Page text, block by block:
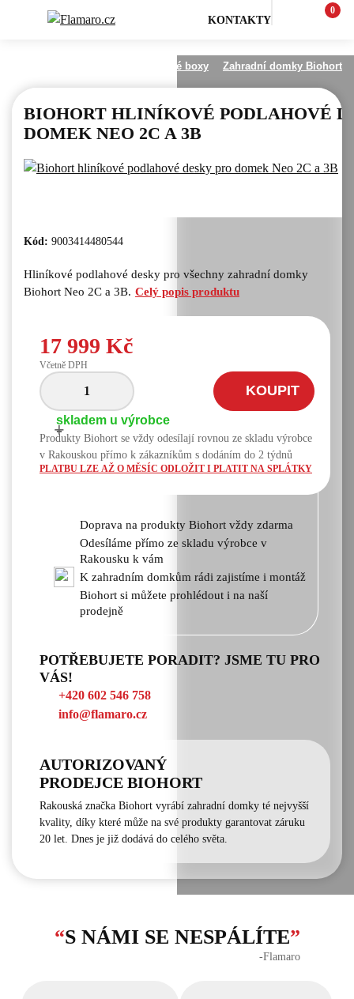
KONTAKTY
0
Zahradní domky a úložné boxy Zahradní domky Biohort
BIOHORT HLINÍKOVÉ PODLAHOVÉ
DOMEK NEO 2C A 3B
Kód: 9003414480544
Hliníkové podlahové desky pro všechny zahradní domky
Biohort Neo 2C a 3B. Celý popis produktu
17 999 Kč
Včetně DPH
-
+
KOUPIT
skladem u výrobce
Produkty Biohort se vždy odesílají rovnou ze skladu výrobce
v Rakouskou přímo k zákazníkům s dodáním do 2 týdnů
PLATBU LZE AŽ O MĚSÍC ODLOŽIT I PLATIT NA SPLÁTKY
Doprava na produkty Biohort vždy zdarma
Odesíláme přímo ze skladu výrobce v
Rakousku k vám
K zahradním domkům rádi zajistíme i montáž
Biohort si můžete prohlédout i na naší
prodejně
POTŘEBUJETE PORADIT? JSME TU PRO
VÁS!
+420 602 546 758
info@flamaro.cz
AUTORIZOVANÝ
PRODEJCE BIOHORT
Rakouská značka Biohort vyrábí zahradní domky té nejvyšší
kvality, díky které může na své produkty garantovat záruku
20 let. Dnes je již dodává do celého světa.
“S NÁMI SE NESPÁLÍTE”
‐Flamaro